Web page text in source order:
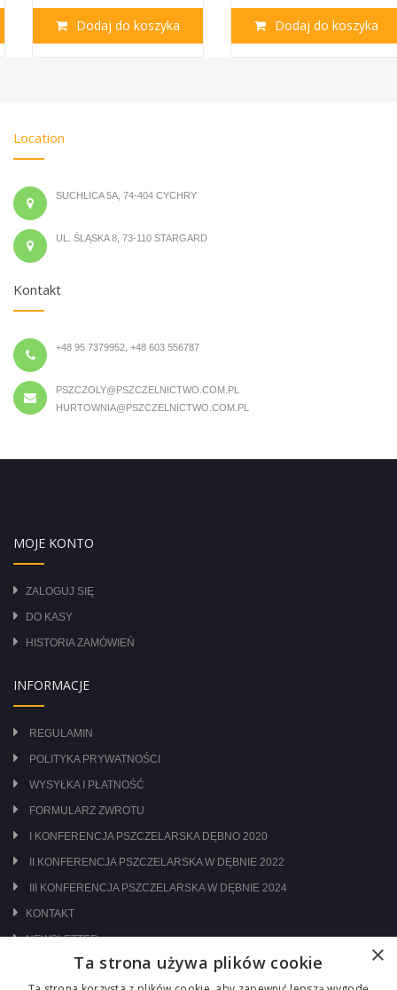
Dodaj do koszyka Dodaj do koszyka
Location
SUCHLICA 5A, 74-404 CYCHRY
UL. ŚLĄSKA 8, 73-110 STARGARD
Kontakt
+48 95 7379952, +48 603 556787
PSZCZOLY@PSZCZELNICTWO.COM.PL
HURTOWNIA@PSZCZELNICTWO.COM.PL
MOJE KONTO
ZALOGUJ SIĘ
DO KASY
HISTORIA ZAMÓWIEŃ
INFORMACJE
REGULAMIN
POLITYKA PRYWATNOŚCI
WYSYŁKA I PŁATNOŚĆ
FORMULARZ ZWROTU
I KONFERENCJA PSZCZELARSKA DĘBNO 2020
II KONFERENCJA PSZCZELARSKA W DĘBNIE 2022
III KONFERENCJA PSZCZELARSKA W DĘBNIE 2024
KONTAKT
NEWSLETTER
ODWIEDŹ NAS NA:
×
Ta strona używa plików cookie